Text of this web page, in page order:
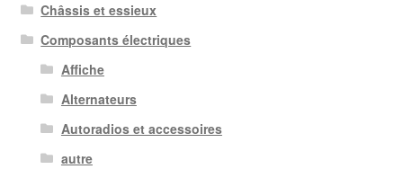
Châssis et essieux
Composants électriques
Affiche
Alternateurs
Autoradios et accessoires
autre